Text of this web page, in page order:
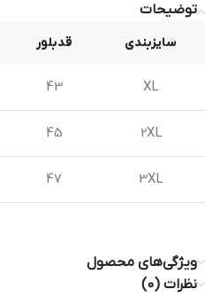
توضیحات
سایزبندی قدبلور
XL
43
2XL
45
3XL
47
ویژگی‌های محصول
نظرات (0)